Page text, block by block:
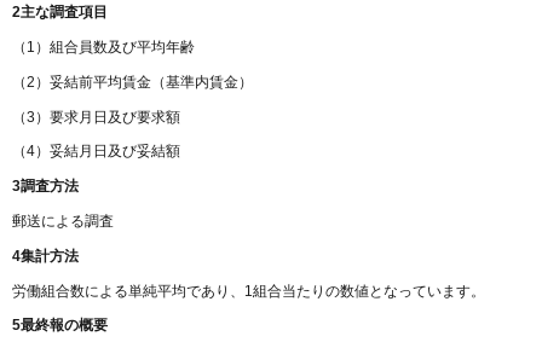
2主な調査項目
（1）組合員数及び平均年齢
（2）妥結前平均賃金（基準内賃金）
（3）要求月日及び要求額
（4）妥結月日及び妥結額
3調査方法
郵送による調査
4集計方法
労働組合数による単純平均であり、1組合当たりの数値となっています。
5最終報の概要